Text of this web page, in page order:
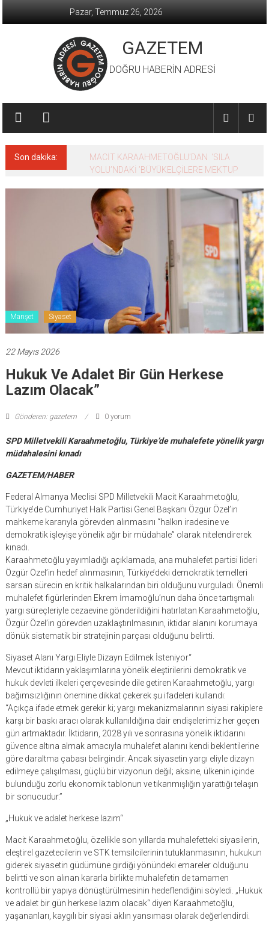
Pazar, Temmuz 26, 2026
GAZETEM
DOĞRU HABERİN ADRESİ
Son dakika:
MACİT KARAAHMETOĞLU’DAN ‘SILA
YOLU’NDAKİ ’BÜYÜKELÇİLERE MEKTUP
Manşet Siyaset
22 Mayıs 2026
Hukuk Ve Adalet Bir Gün Herkese
Lazım Olacak”
Gönderen: gazetem 0 yorum
SPD Milletvekili Karaahmetoğlu, Türkiye’de muhalefete yönelik yargı
müdahalesini kınadı
GAZETEM/HABER
Federal Almanya Meclisi SPD Milletvekili Macit Karaahmetoğlu,
Türkiye’de Cumhuriyet Halk Partisi Genel Başkanı Özgür Özel’in
mahkeme kararıyla görevden alınmasını “halkın iradesine ve
demokratik işleyişe yönelik ağır bir müdahale” olarak nitelendirerek
kınadı.
Karaahmetoğlu yayımladığı açıklamada, ana muhalefet partisi lideri
Özgür Özel’in hedef alınmasının, Türkiye’deki demokratik temelleri
sarsan sürecin en kritik halkalarından biri olduğunu vurguladı. Önemli
muhalefet figürlerinden Ekrem İmamoğlu’nun daha önce tartışmalı
yargı süreçleriyle cezaevine gönderildiğini hatırlatan Karaahmetoğlu,
Özgür Özel’in görevden uzaklaştırılmasının, iktidar alanını korumaya
dönük sistematik bir stratejinin parçası olduğunu belirtti.
Siyaset Alanı Yargı Eliyle Dizayn Edilmek İsteniyor“
Mevcut iktidarın yaklaşımlarına yönelik eleştirilerini demokratik ve
hukuk devleti ilkeleri çerçevesinde dile getiren Karaahmetoğlu, yargı
bağımsızlığının önemine dikkat çekerek şu ifadeleri kullandı:
“Açıkça ifade etmek gerekir ki; yargı mekanizmalarının siyasi rakiplere
karşı bir baskı aracı olarak kullanıldığına dair endişelerimiz her geçen
gün artmaktadır. İktidarın, 2028 yılı ve sonrasına yönelik iktidarını
güvence altına almak amacıyla muhalefet alanını kendi beklentilerine
göre daraltma çabası belirgindir. Ancak siyasetin yargı eliyle dizayn
edilmeye çalışılması, güçlü bir vizyonun değil; aksine, ülkenin içinde
bulunduğu zorlu ekonomik tablonun ve tıkanmışlığın yarattığı telaşın
bir sonucudur.”
„Hukuk ve adalet herkese lazım“
Macit Karaahmetoğlu, özellikle son yıllarda muhalefetteki siyasilerin,
eleştirel gazetecilerin ve STK temsilcilerinin tutuklanmasının, hukukun
giderek siyasetin güdümüne girdiği yönündeki emareler olduğunu
belirtti ve son alınan kararla birlikte muhalefetin de tamamen
kontrollü bir yapıya dönüştürülmesinin hedeflendiğini söyledi. „Hukuk
ve adalet bir gün herkese lazım olacak“ diyen Karaahmetoğlu,
yaşananları, kaygılı bir siyasi aklın yansıması olarak değerlendirdi.